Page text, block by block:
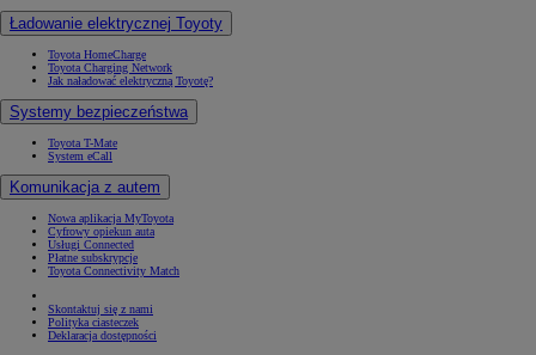
Ładowanie elektrycznej Toyoty
Toyota HomeCharge
Toyota Charging Network
Jak naładować elektryczną Toyotę?
Systemy bezpieczeństwa
Toyota T-Mate
System eCall
Komunikacja z autem
Nowa aplikacja MyToyota
Cyfrowy opiekun auta
Usługi Connected
Płatne subskrypcje
Toyota Connectivity Match
Skontaktuj się z nami
Polityka ciasteczek
Deklaracja dostępności